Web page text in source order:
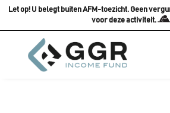
Let op! U belegt buiten AFM-toezicht. Geen
voor deze activiteit.